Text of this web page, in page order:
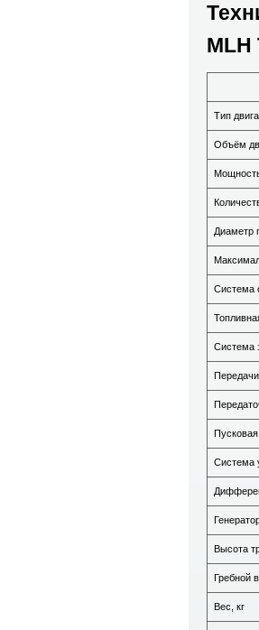
MLH
Тип
Объём
Диаметр
Система
Система
Система
Высота
Гребной
Вес, кг